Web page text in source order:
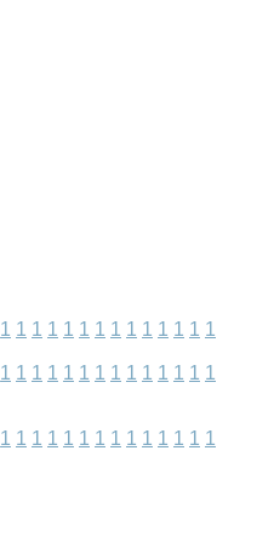
1 1 1 1 1 1 1 1 1 1 1 1 1 1
1 1 1 1 1 1 1 1 1 1 1 1 1 1
1 1 1 1 1 1 1 1 1 1 1 1 1 1